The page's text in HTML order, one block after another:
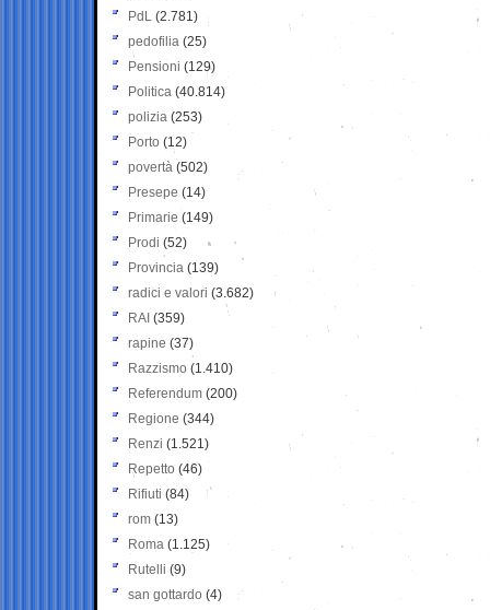
PdL (2.781)
pedofilia (25)
Pensioni (129)
Politica (40.814)
polizia (253)
Porto (12)
povertà (502)
Presepe (14)
Primarie (149)
Prodi (52)
Provincia (139)
radici e valori (3.682)
RAI (359)
rapine (37)
Razzismo (1.410)
Referendum (200)
Regione (344)
Renzi (1.521)
Repetto (46)
Rifiuti (84)
rom (13)
Roma (1.125)
Rutelli (9)
san gottardo (4)